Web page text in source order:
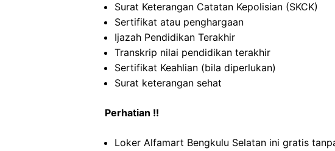
Surat Keterangan Catatan Kepolisian (SKCK)
Sertifikat atau penghargaan
Ijazah Pendidikan Terakhir
Transkrip nilai pendidikan terakhir
Sertifikat Keahlian (bila diperlukan)
Surat keterangan sehat
Perhatian !!
Loker Alfamart Bengkulu Selatan ini gratis